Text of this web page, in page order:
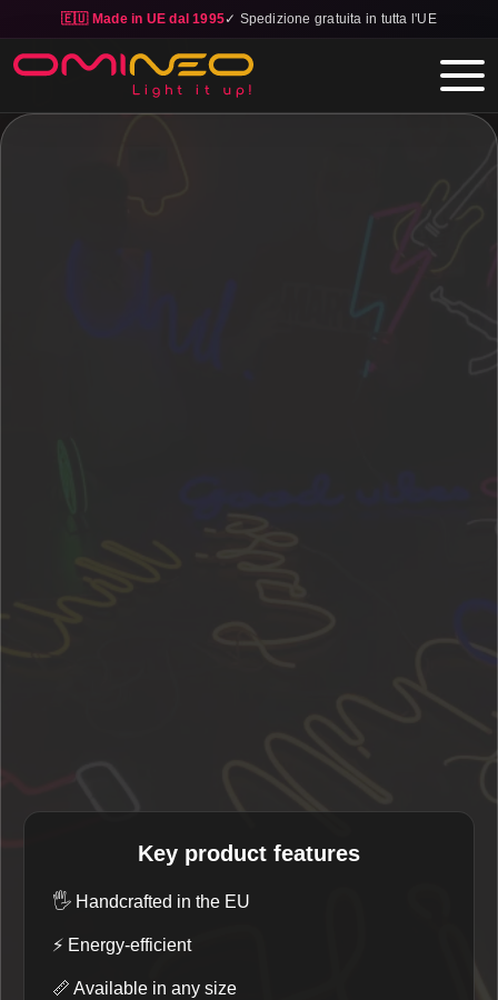
🇪🇺 Made in UE dal 1995✓ Spedizione gratuita in tutta l'UE
Skip to main content
Key product features
🖐️ Handcrafted in the EU
⚡ Energy-efficient
📏 Available in any size